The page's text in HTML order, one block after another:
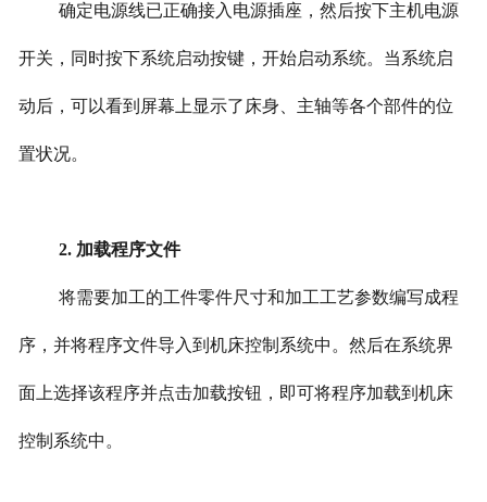
确定电源线已正确接入电源插座，然后按下主机电源
开关，同时按下系统启动按键，开始启动系统。当系统启
动后，可以看到屏幕上显示了床身、主轴等各个部件的位
置状况。
2. 加载程序文件
将需要加工的工件零件尺寸和加工工艺参数编写成程
序，并将程序文件导入到机床控制系统中。然后在系统界
面上选择该程序并点击加载按钮，即可将程序加载到机床
控制系统中。